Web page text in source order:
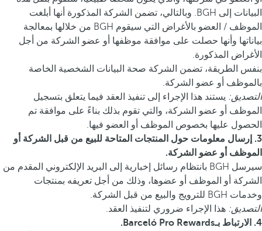
البيانات إلى BGH. وبالتالي، تضمن الشركة المذكورة أنها أبلغت
الموظف / العضو بالأغراض التي سيقوم BGH من خلالها بمعالجة
بياناتها وأنها حصلت على موافقة موظفها أو عضو الشركة من أجل
الأغراض المذكورة.
بنفس الطريقة، تضمن الشركة صحة البيانات الشخصية الخاصة
بالموظف أو عضو الشركة.
التصديق: يستند هذا الإجراء إلى تنفيذ العقد فيما يتعلق بتسجيل
الموظف أو عضو الشركة، والتي تقوم بذلك بناءً على موافقة تم
الحصول عليها بخصوص الموظف أو العضو فيها.
3. إرسال معلومات حول المنتجات المتاحة للبيع من قبل الشركة أو
الموظف أو عضو الشركة.
سيرسل BGH بانتظام رسائل إخبارية إلى البريد الإلكتروني المقدم من
الشركة أو الموظف أو عضوها، وذلك من أجل تعريفه بمنتجات
وخدمات BGH للترويج والبيع من قبل الشركة.
التصديق: هذا الإجراء ضروري لتنفيذ العقد.
4. الارتباط بـBarceló Pro Rewards.